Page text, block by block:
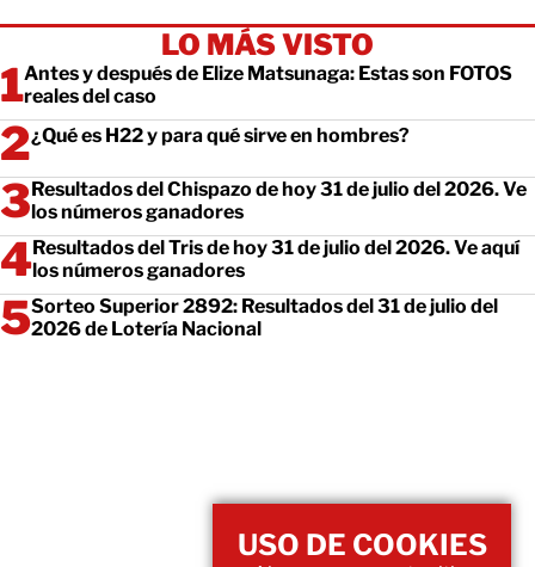
LO MÁS VISTO
Antes y después de Elize Matsunaga: Estas son FOTOS
reales del caso
¿Qué es H22 y para qué sirve en hombres?
Resultados del Chispazo de hoy 31 de julio del 2026. Ve
los números ganadores
Resultados del Tris de hoy 31 de julio del 2026. Ve aquí
los números ganadores
Sorteo Superior 2892: Resultados del 31 de julio del
2026 de Lotería Nacional
USO DE COOKIES